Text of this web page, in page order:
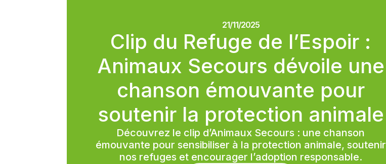
21/11/2025
Clip du Refuge de l’Espoir :
Animaux Secours dévoile une
chanson émouvante pour
soutenir la protection animale
Découvrez le clip d’Animaux Secours : une chanson
émouvante pour sensibiliser à la protection animale, soutenir
nos refuges et encourager l’adoption responsable.